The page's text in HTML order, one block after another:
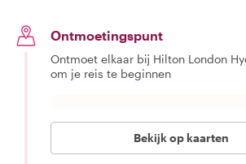
Ontmoetingspunt
Ontmoet elkaar bij Hilton London
om je reis te beginnen
Bekijk op kaarten